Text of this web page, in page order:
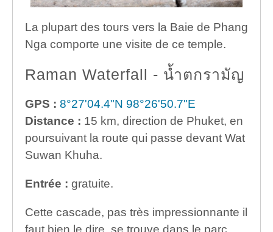
La plupart des tours vers la Baie de Phang
Nga comporte une visite de ce temple.
Raman Waterfall - น้ำตกรามัญ
GPS : 8°27'04.4"N 98°26'50.7"E
Distance : 15 km, direction de Phuket, en
poursuivant la route qui passe devant Wat
Suwan Khuha.
Entrée : gratuite.
Cette cascade, pas très impressionnante il
faut bien le dire, se trouve dans le parc